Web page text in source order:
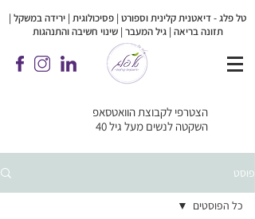
טל פלג - דיאטנית קלינית וספורט | פסיכולוגית | ירידה במשקל |
תזונה בריאה | גיל המעבר | שינוי חשיבה והתנהגות
הצטרפי לקבוצת הוואטסאפ
השקטה לנשים מעל גיל 40
פוסט
כל הפוסטים